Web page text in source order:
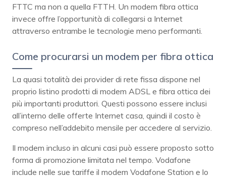
FTTC ma non a quella FTTH. Un modem fibra ottica
invece offre l’opportunità di collegarsi a Internet
attraverso entrambe le tecnologie meno performanti.
Come procurarsi un modem per fibra ottica
La quasi totalità dei provider di rete fissa dispone nel
proprio listino prodotti di modem ADSL e fibra ottica dei
più importanti produttori. Questi possono essere inclusi
all’interno delle offerte Internet casa, quindi il costo è
compreso nell’addebito mensile per accedere al servizio.
Il modem incluso in alcuni casi può essere proposto sotto
forma di promozione limitata nel tempo. Vodafone
include nelle sue tariffe il modem Vodafone Station e lo